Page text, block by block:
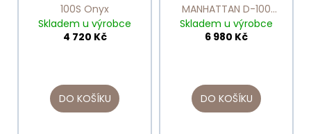
100S Onyx
Skladem u výrobce
4 720 Kč
DO KOŠÍKU
MANHATTAN D-100
Asphalt
Skladem u výrobce
6 980 Kč
DO KOŠÍKU